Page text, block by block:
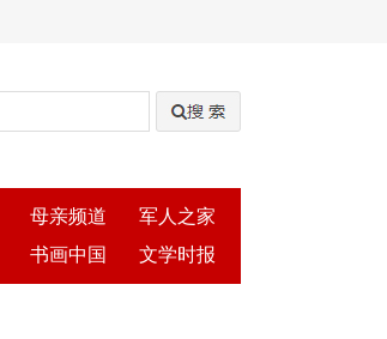
母亲频道
军人之家
书画中国 文学时报